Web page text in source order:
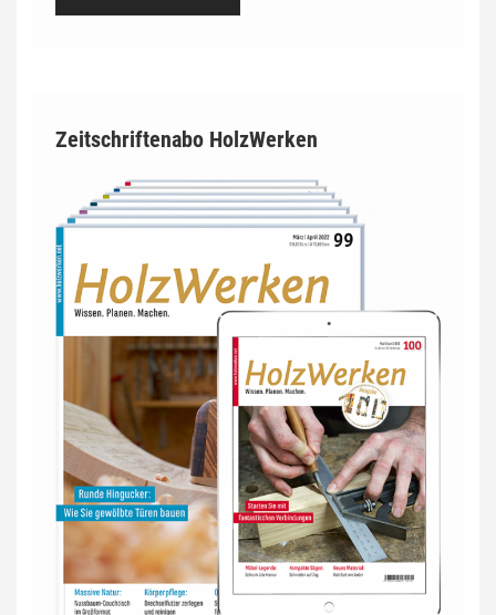
Zeitschriftenabo HolzWerken